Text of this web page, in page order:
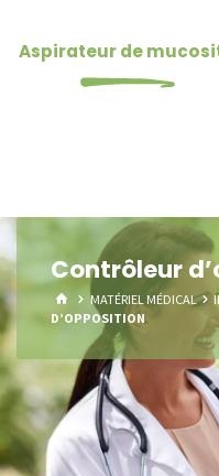
Aspirateur de
Contrôleur
HOMEMATÉRIEL MÉDICAL
D’OPPOSITION